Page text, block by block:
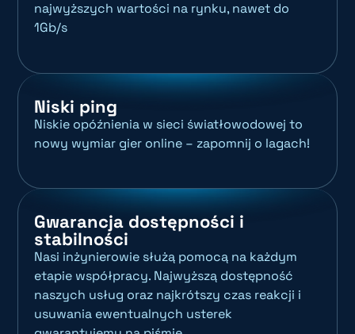
najwyższych wartości na rynku, nawet do
1Gb/s
Niski ping
Niskie opóźnienia w sieci światłowodowej to
nowy wymiar gier online – zapomnij o lagach!
Gwarancja dostępności i
stabilności
Nasi inżynierowie służą pomocą na każdym
etapie współpracy. Najwyższą dostępność
naszych usług oraz najkrótszy czas reakcji i
usuwania ewentualnych usterek